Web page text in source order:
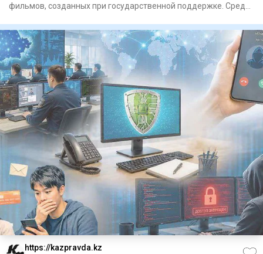
фильмов, созданных при государственной поддержке. Среди
https://kazpravda.kz